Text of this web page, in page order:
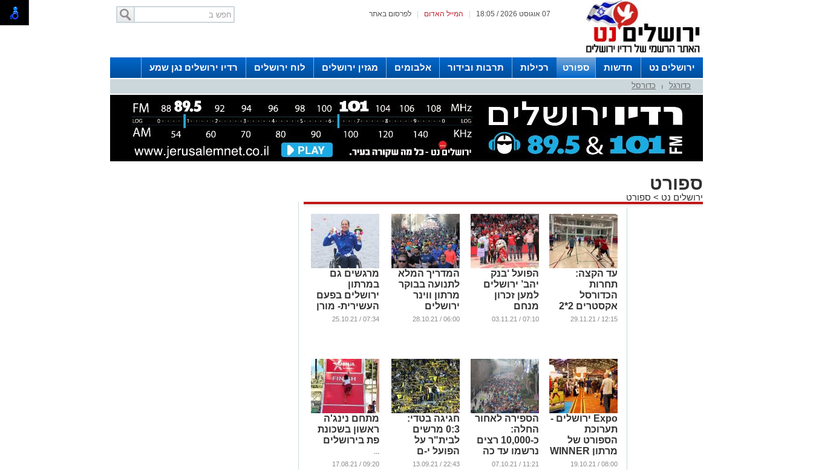
לפרסום באתר המייל האדום 07 אוגוסט 2026 / 18:05
ירושלים נט חדשות ספורט רכילות תרבות ובידור אלבומים מגזין ירושלים לוח ירושלים
רדיו ירושלים נגן שמע
לפרסום ברדיו צרו קשר
כדורגל כדורסל
ספורט
ירושלים נט > ספורט
עד הקצה:
תחרות
הכדורסל
אקסטרים 2*2
ירושלים 2021
12:15 / 29.11.21
הפועל ‘בנק
יהב’ ירושלים
למען זכרון
מנחם
...
07:10 / 03.11.21
המדריך המלא
לתנועה בבוקר
מרתון ווינר
ירושלים
...
06:00 / 28.10.21
מרגשים גם
במרתון
ירושלים בפעם
העשירית- מורן
סמואל תוביל
...
07:34 / 25.10.21
Expo ירושלים -
תערוכת
הספורט של
מרתון WINNER
08:00 / 19.10.21
הספירה לאחור
החלה:
כ-10,000 רצים
נרשמו עד כה
למרתון Winner
11:21 / 07.10.21
חגיגה בטדי:
0:3 מרשים
לבית"ר על
הפועל י-ם
בדרבי
22:43 / 13.09.21
מתחם נינג'ה
ראשון בשכונת
פת בירושלים
...
09:20 / 17.08.21